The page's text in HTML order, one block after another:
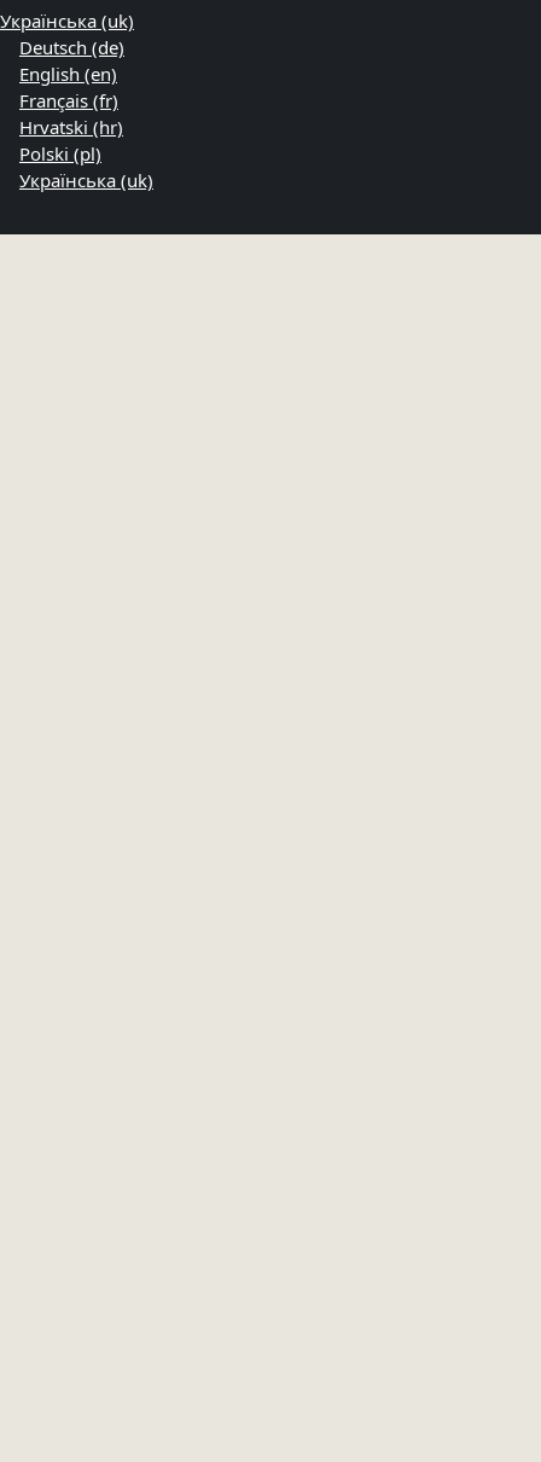
Українська ‎(uk)‎
Deutsch ‎(de)‎
English ‎(en)‎
Français ‎(fr)‎
Hrvatski ‎(hr)‎
Polski ‎(pl)‎
Українська ‎(uk)‎